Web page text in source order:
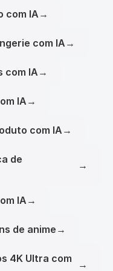
com IA →
com IA→
com IA→
IA →
com IA →
de
→
IA →
de anime →
4K Ultra com
→